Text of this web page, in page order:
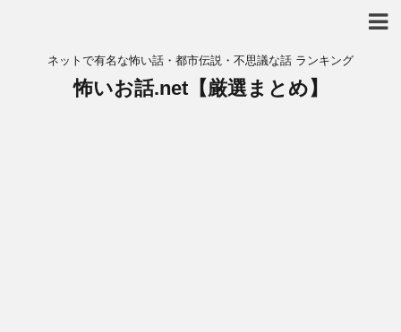
ネットで有名な怖い話・都市伝説・不思議な話 ランキング
怖いお話.net【厳選まとめ】